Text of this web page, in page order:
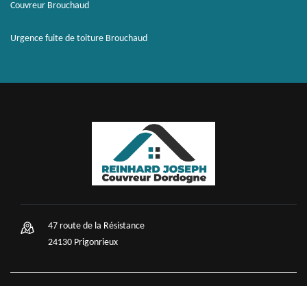
Couvreur Brouchaud
Urgence fuite de toiture Brouchaud
47 route de la Résistance
24130 Prigonrieux